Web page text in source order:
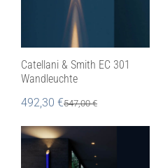
Catellani & Smith EC 301
Wandleuchte
492,30 €547,00€